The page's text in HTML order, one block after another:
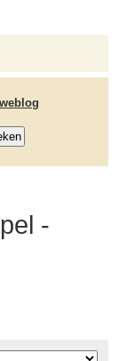
weblog
-